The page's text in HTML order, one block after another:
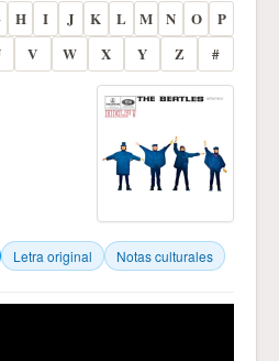
H I J K L M N O
P
V W X Y Z #
Letra original Notas culturales